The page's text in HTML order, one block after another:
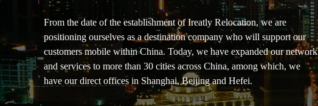
From the date of the establishment of Ireatly Relocation, we are
positioning ourselves as a destination company who will support our
customers mobile within China. Today, we have expanded our network
and services to more than 30 cities across China, among which, we
have our direct offices in Shanghai, Beijing and Hefei.